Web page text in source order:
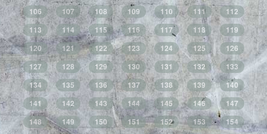
106
107 108 109 110 111
112
113
114 115 116 117 118
119
120
121 122 123 124 125
126
127
128 129 130 131 132
133
134
135 136 137 138 139
140
141
142 143 144 145 146
147
148
149 150 151 152 153
154